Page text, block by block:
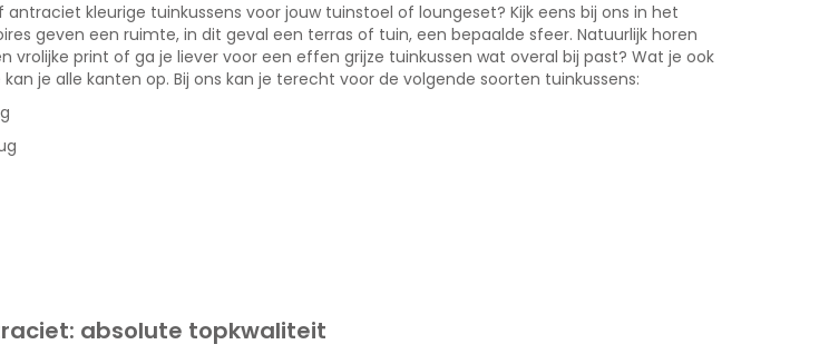
antraciet kleurige tuinkussens voor jouw tuinstoel of loungeset? Kijk eens bij ons in het
geven een ruimte, in dit geval een terras of tuin, een bepaalde sfeer. Natuurlijk horen
vrolijke print of ga je liever voor een effen grijze tuinkussen wat overal bij past? Wat je ook
je alle kanten op. Bij ons kan je terecht voor de volgende soorten tuinkussens:
absolute topkwaliteit